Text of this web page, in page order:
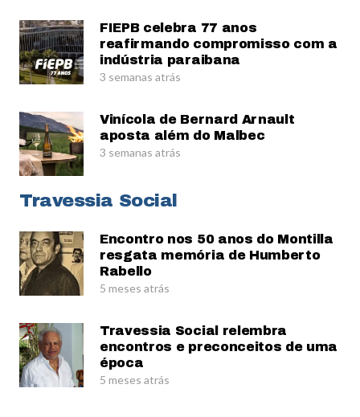
FIEPB celebra 77 anos
reafirmando compromisso com a
indústria paraibana
3 semanas atrás
Vinícola de Bernard Arnault
aposta além do Malbec
3 semanas atrás
Travessia Social
Encontro nos 50 anos do Montilla
resgata memória de Humberto
Rabello
5 meses atrás
Travessia Social relembra
encontros e preconceitos de uma
época
5 meses atrás